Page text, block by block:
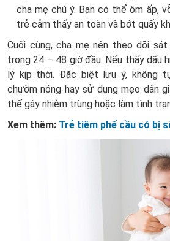
cha mẹ chú ý. Bạn có thể ôm ấp,
trẻ cảm thấy an toàn và bớt quấy
Cuối cùng, cha mẹ nên theo dõi
trong 24 – 48 giờ đầu. Nếu thấy dấu
lý kịp thời. Đặc biệt lưu ý, không
chườm nóng hay sử dụng mẹo dân
thể gây nhiễm trùng hoặc làm tình
Xem thêm: Trẻ tiêm phế cầu có bị